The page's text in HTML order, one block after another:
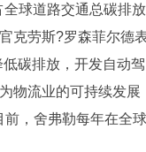
球道路交通总碳排放
克劳斯?罗森菲尔德
碳排放，开发自动驾
物流业的可持续发展
前，舍弗勒每年在全球